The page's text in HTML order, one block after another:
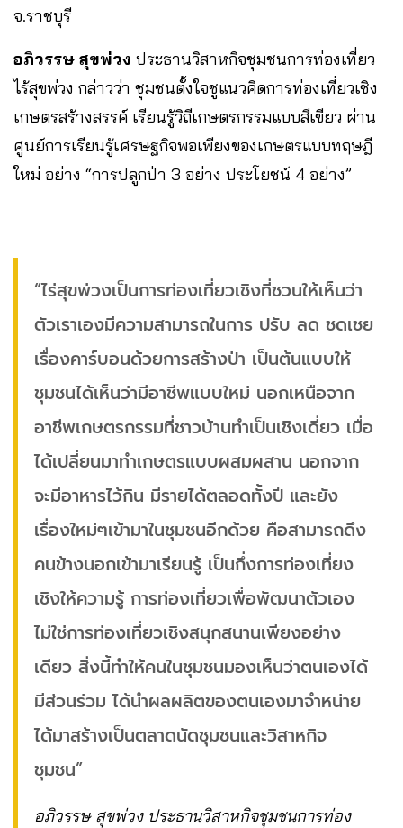
จ.ราชบุรี
อภิวรรษ สุขพ่วง ประธานวิสาหกิจชุมชนการท่องเที่ยว
ไร้สุขพ่วง กล่าวว่า ชุมชนตั้งใจชูแนวคิดการท่องเที่ยวเชิง
เกษตรสร้างสรรค์ เรียนรู้วิถีเกษตรกรรมแบบสีเขียว ผ่าน
ศูนย์การเรียนรู้เศรษฐกิจพอเพียงของเกษตรแบบทฤษฎี
ใหม่ อย่าง “การปลูกป่า 3 อย่าง ประโยชน์ 4 อย่าง”
“ไร่สุขพ่วงเป็นการท่องเที่ยวเชิงที่ชวนให้เห็นว่า
ตัวเราเองมีความสามารถในการ ปรับ ลด ชดเชย
เรื่องคาร์บอนด้วยการสร้างป่า เป็นต้นแบบให้
ชุมชนได้เห็นว่ามีอาชีพแบบใหม่ นอกเหนือจาก
อาชีพเกษตรกรรมที่ชาวบ้านทำเป็นเชิงเดี่ยว เมื่อ
ได้เปลี่ยนมาทำเกษตรแบบผสมผสาน นอกจาก
จะมีอาหารไว้กิน มีรายได้ตลอดทั้งปี และยัง
เรื่องใหม่ๆเข้ามาในชุมชนอีกด้วย คือสามารถดึง
คนข้างนอกเข้ามาเรียนรู้ เป็นกึ่งการท่องเที่ยง
เชิงให้ความรู้ การท่องเที่ยวเพื่อพัฒนาตัวเอง
ไม่ใช่การท่องเที่ยวเชิงสนุกสนานเพียงอย่าง
เดียว สิ่งนี้ทำให้คนในชุมชนมองเห็นว่าตนเองได้
มีส่วนร่วม ได้นำผลผลิตของตนเองมาจำหน่าย
ได้มาสร้างเป็นตลาดนัดชุมชนและวิสาหกิจ
ชุมชน”
อภิวรรษ สุขพ่วง ประธานวิสาหกิจชุมชนการท่อง